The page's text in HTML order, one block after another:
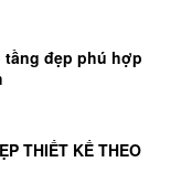
tầng đẹp phú hợp
THIẾT KẾ THEO